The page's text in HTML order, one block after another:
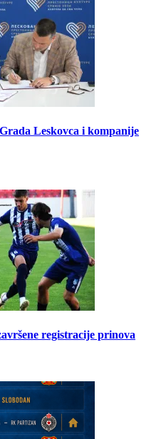
Leskovca i kompanije
registracije prinova